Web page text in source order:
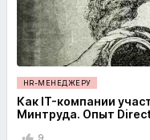
HR-МЕНЕДЖЕРУ
Как IT-компании
Минтруда. Опыт